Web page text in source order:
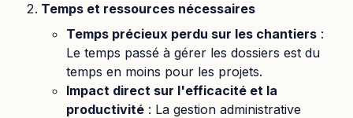
Temps et ressources nécessaires
Temps précieux perdu sur les chantiers :
Le temps passé à gérer les dossiers est du
temps en moins pour les projets.
Impact direct sur l'efficacité et la
productivité : La gestion administrative